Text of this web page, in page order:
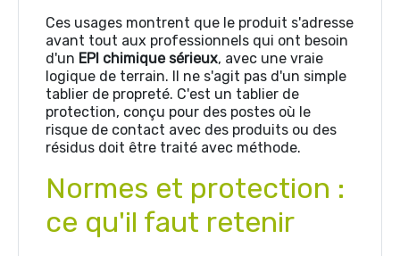
Ces usages montrent que le produit s'adresse
avant tout aux professionnels qui ont besoin
d'un EPI chimique sérieux, avec une vraie
logique de terrain. Il ne s'agit pas d'un simple
tablier de propreté. C'est un tablier de
protection, conçu pour des postes où le
risque de contact avec des produits ou des
résidus doit être traité avec méthode.
Normes et protection :
ce qu'il faut retenir